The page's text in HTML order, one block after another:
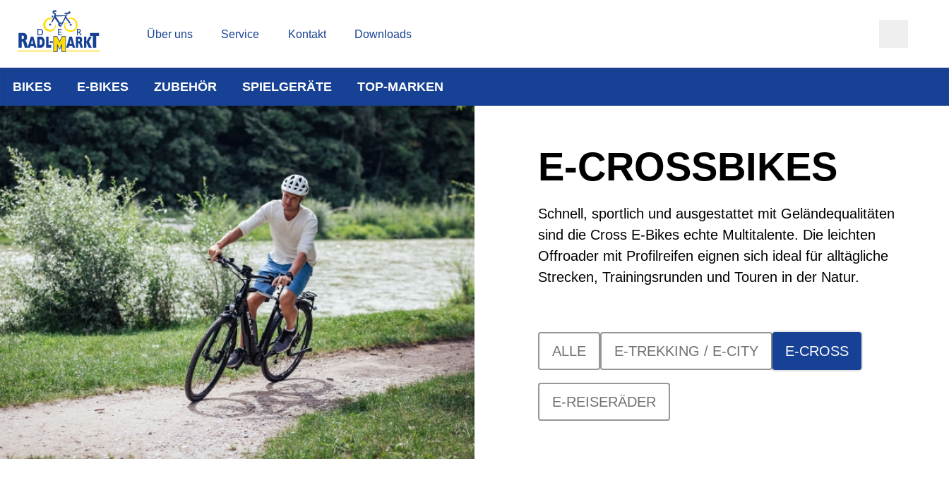
Über uns Service Kontakt Downloads
BIKES E-BIKES ZUBEHÖR SPIELGERÄTE TOP-MARKEN
E-CROSSBIKES
Schnell, sportlich und ausgestattet mit Geländequalitäten
sind die Cross E-Bikes echte Multitalente. Die leichten
Offroader mit Profilreifen eignen sich ideal für alltägliche
Strecken, Trainingsrunden und Touren in der Natur.
ALLE E-TREKKING / E-CITY E-CROSS
E-REISERÄDER